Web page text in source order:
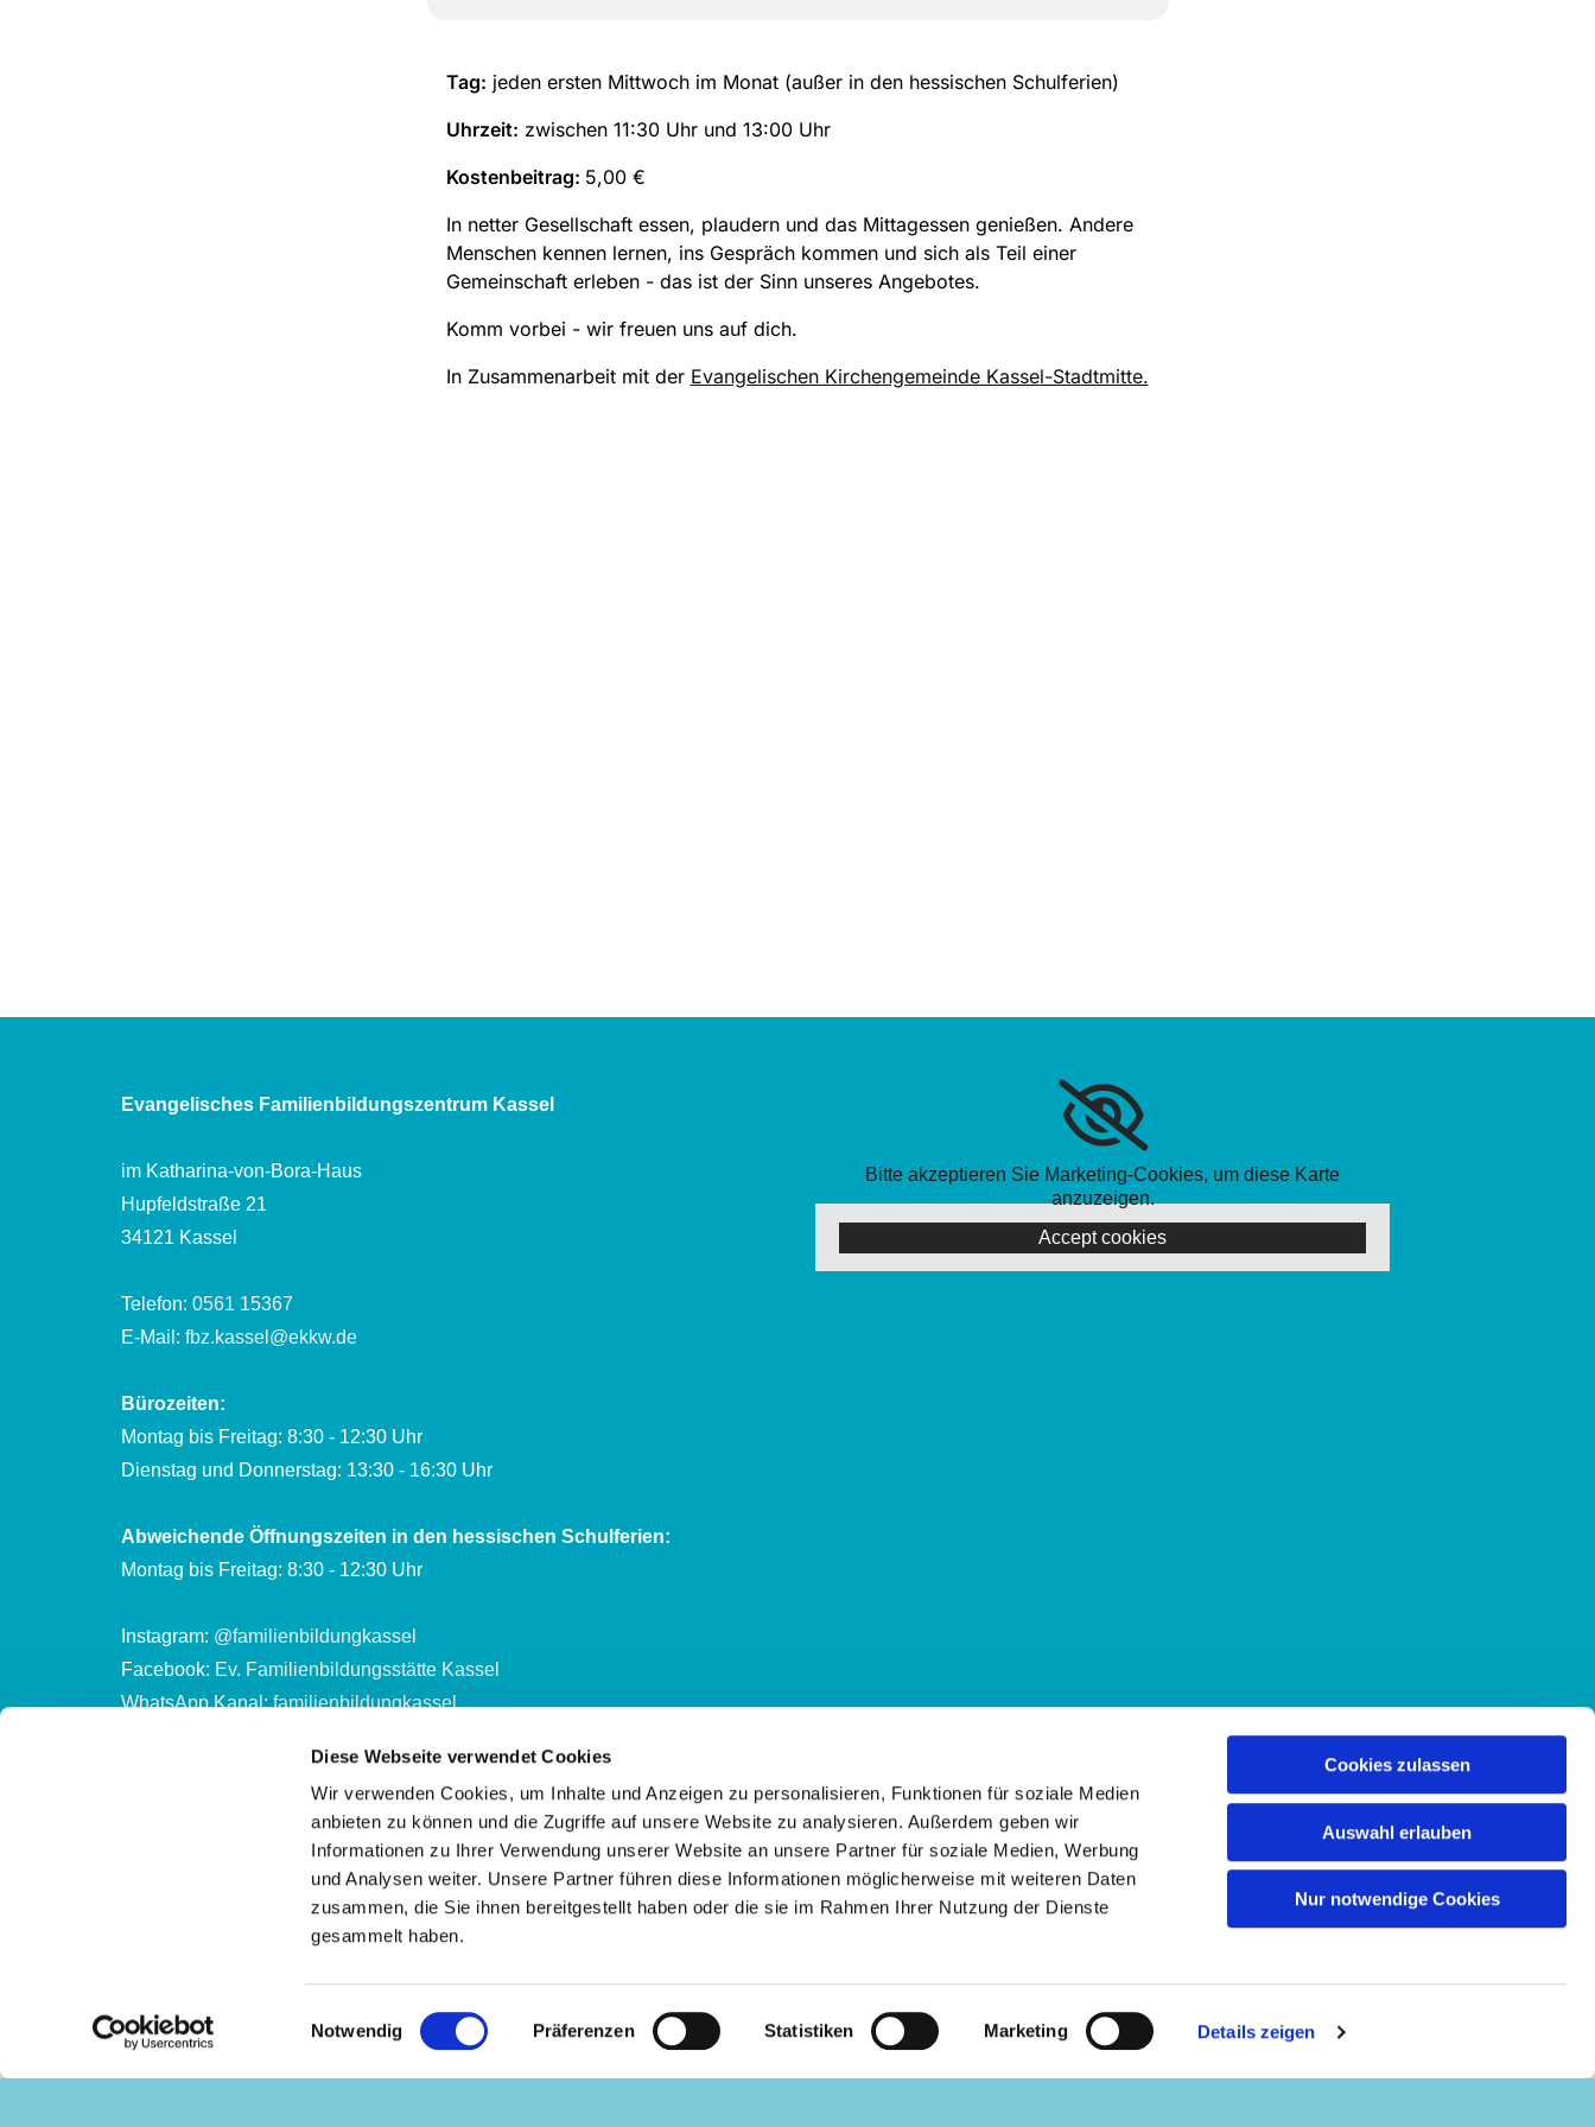
Diese Webseite verwendet Cookies
Wir verwenden Cookies, um Inhalte und Anzeigen zu personalisieren, Funktionen für soziale Medien
anbieten zu können und die Zugriffe auf unsere Website zu analysieren. Außerdem geben wir
Informationen zu Ihrer Verwendung unserer Website an unsere Partner für soziale Medien, Werbung
und Analysen weiter. Unsere Partner führen diese Informationen möglicherweise mit weiteren Daten
zusammen, die Sie ihnen bereitgestellt haben oder die sie im Rahmen Ihrer Nutzung der Dienste
gesammelt haben.
Einwilligungsauswahl
Notwendig Präferenzen Statistiken Marketing Details zeigen
Cookies zulassen
Auswahl erlauben
Nur notwendige Cookies
Tag: jeden ersten Mittwoch im Monat (außer in den hessischen Schulferien)
Uhrzeit: zwischen 11:30 Uhr und 13:00 Uhr
Kostenbeitrag: 5,00 €
In netter Gesellschaft essen, plaudern und das Mittagessen genießen. Andere
Menschen kennen lernen, ins Gespräch kommen und sich als Teil einer
Gemeinschaft erleben - das ist der Sinn unseres Angebotes.
Komm vorbei - wir freuen uns auf dich.
In Zusammenarbeit mit der Evangelischen Kirchengemeinde Kassel-Stadtmitte.
Evangelisches Familienbildungszentrum Kassel
im Katharina-von-Bora-Haus
Hupfeldstraße 21
34121 Kassel
Telefon: 0561 15367
E-Mail: fbz.kassel@ekkw.de
Bürozeiten:
Montag bis Freitag: 8:30 - 12:30 Uhr
Dienstag und Donnerstag: 13:30 - 16:30 Uhr
Abweichende Öffnungszeiten in den hessischen Schulferien:
Montag bis Freitag: 8:30 - 12:30 Uhr
Instagram: @familienbildungkassel
Facebook: Ev. Familienbildungsstätte Kassel
WhatsApp Kanal:familienbildungkassel
Kontonummer des Ev. Familienbildungszentrum Kassel:
Evang. Stadtkirchenkreis Kassel
DE65 5206 0410 0302 2002 01
Bitte akzeptieren Sie Marketing-Cookies, um diese Karte
anzuzeigen.
Accept cookies
Datenschutzerklärung ChurchDesk-Login